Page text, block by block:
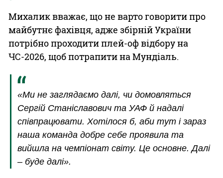
Михалик вважає, що не варто говорити про
майбутнє фахівця, адже збірній України
потрібно проходити плей-оф відбору на
ЧС-2026, щоб потрапити на Мундіаль.
«Ми не заглядаємо далі, чи домовляться
Сергій Станіславович та УАФ й надалі
співпрацювати. Хотілося б, аби тут і зараз
наша команда добре себе проявила та
вийшла на чемпіонат світу. Це основне. Далі
– буде далі».